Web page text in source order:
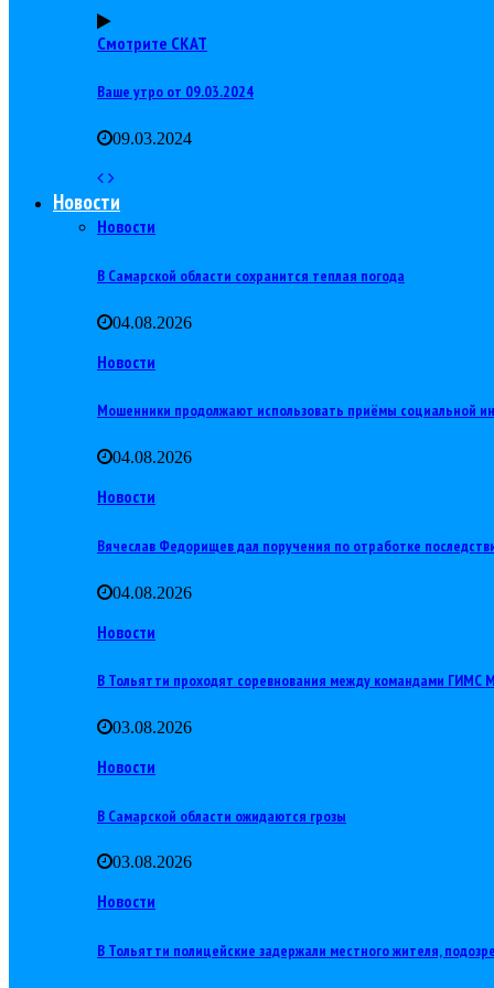
Смотрите СКАТ
Ваше утро от 09.03.2024
09.03.2024
Новости
Новости
В Самарской области сохранится теплая погода
04.08.2026
Новости
Мошенники продолжают использовать приёмы социальной
04.08.2026
Новости
Вячеслав Федорищев дал поручения по отработке
04.08.2026
Новости
В Тольятти проходят соревнования между командами ГИМС
03.08.2026
Новости
В Самарской области ожидаются грозы
03.08.2026
Новости
В Тольятти полицейские задержали местного жителя,